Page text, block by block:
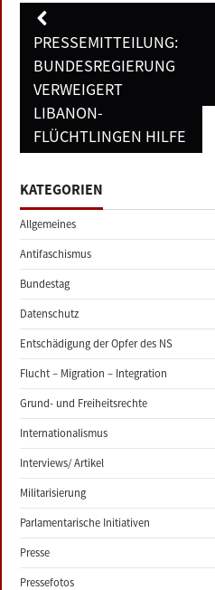
Post
navigation
PRESSEMITTEILUNG:
BUNDESREGIERUNG
VERWEIGERT
LIBANON-
FLÜCHTLINGEN HILFE
KATEGORIEN
Allgemeines
Antifaschismus
Bundestag
Datenschutz
Entschädigung der Opfer des NS
Flucht – Migration – Integration
Grund- und Freiheitsrechte
Internationalismus
Interviews/ Artikel
Militarisierung
Parlamentarische Initiativen
Presse
Pressefotos